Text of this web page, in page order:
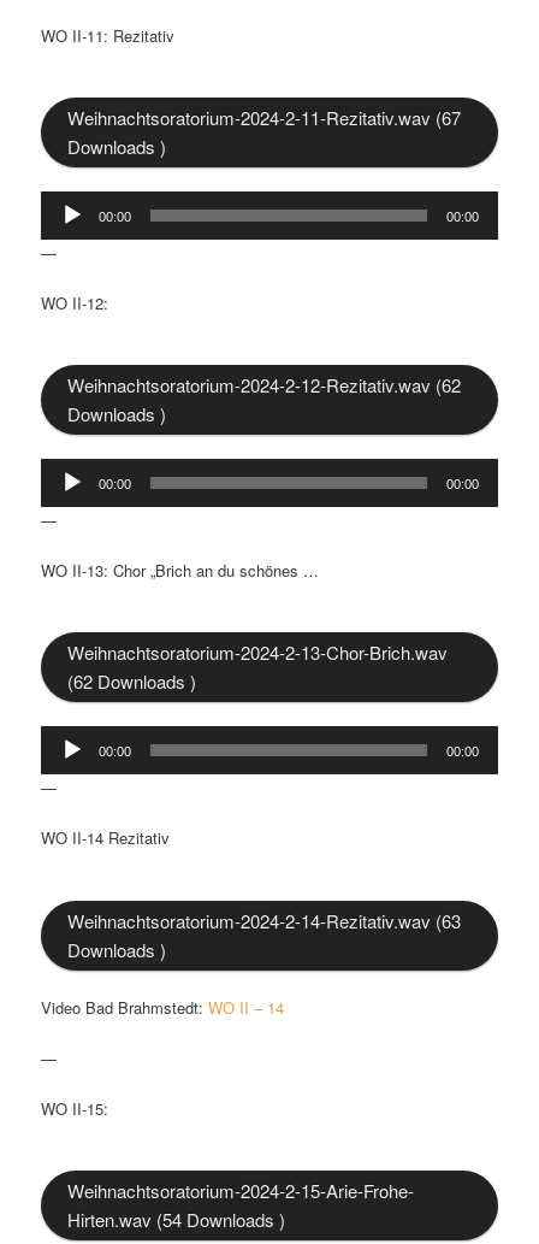
WO II-11: Rezitativ
Weihnachtsoratorium-2024-2-11-Rezitativ.wav (67
Downloads )
Audio-
Player
00:00 00:00
—
WO II-12:
Weihnachtsoratorium-2024-2-12-Rezitativ.wav (62
Downloads )
Audio-
Player
00:00 00:00
—
WO II-13: Chor „Brich an du schönes …
Weihnachtsoratorium-2024-2-13-Chor-Brich.wav
(62 Downloads )
Audio-
Player
00:00 00:00
—
WO II-14 Rezitativ
Weihnachtsoratorium-2024-2-14-Rezitativ.wav (63
Downloads )
Video Bad Brahmstedt:WO II – 14
—
WO II-15:
Weihnachtsoratorium-2024-2-15-Arie-Frohe-
Hirten.wav (54 Downloads )